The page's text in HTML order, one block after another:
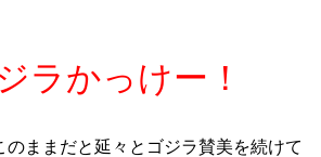
ラかっけー！
のままだと延々とゴジラ賛美を続けて